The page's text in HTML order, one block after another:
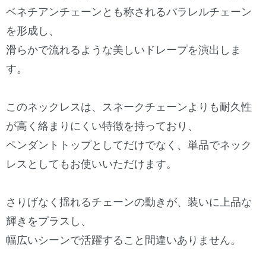
ベネチアンチェーンとも称されるパラレルチェーン
を形成し、
滑らかで流れるような美しいドレープを演出しま
す。
このネックレスは、スネークチェーンよりも耐久性
が高く絡まりにくい特徴を持っており、
ペンダントトップとしてだけでなく、単品でネック
レスとしてもお使いいただけます。
さりげなく揺れるチェーンの動きが、装いに上品な
輝きをプラスし、
幅広いシーンで活躍すること間違いありません。